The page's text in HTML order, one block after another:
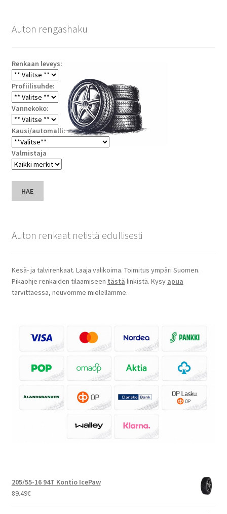
Auton rengashaku
Renkaan leveys:
Profiilisuhde:
Vannekoko:
Kausi/automalli:
Valmistaja
HAE
Auton renkaat netistä edullisesti
Kesä- ja talvirenkaat. Laaja valikoima. Toimitus ympäri Suomen.
Pikaohje renkaiden tilaamiseen tästä linkistä. Kysy apua
tarvittaessa, neuvomme mielellämme.
205/55-16 94T Kontio IcePaw
89.49€